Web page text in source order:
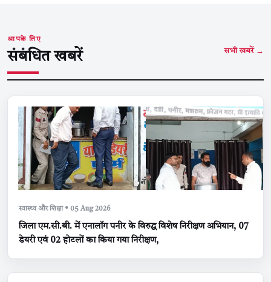
आपके लिए
संबंधित खबरें सभी खबरें →
स्वास्थ्य और शिक्षा • 05 Aug 2026
जिला एम.सी.बी. में एनालॉग पनीर के विरुद्ध विशेष निरीक्षण अभियान, 07
डेयरी एवं 02 होटलों का किया गया निरीक्षण,